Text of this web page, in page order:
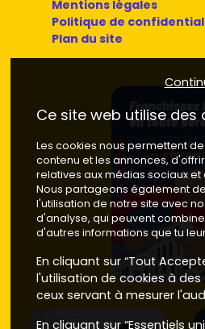
Mentions légales
Politique de
Plan du site
Ce site web utilise des
Les cookies nous permettent
contenu et les annonces,
relatives aux médias sociaux
Nous partageons également
l'utilisation de notre site avec
d'analyse, qui peuvent
d'autres informations que tu
En cliquant sur “Tout
l'utilisation de cookies à
ceux servant à mesurer
En cliquant sur “Essentiels